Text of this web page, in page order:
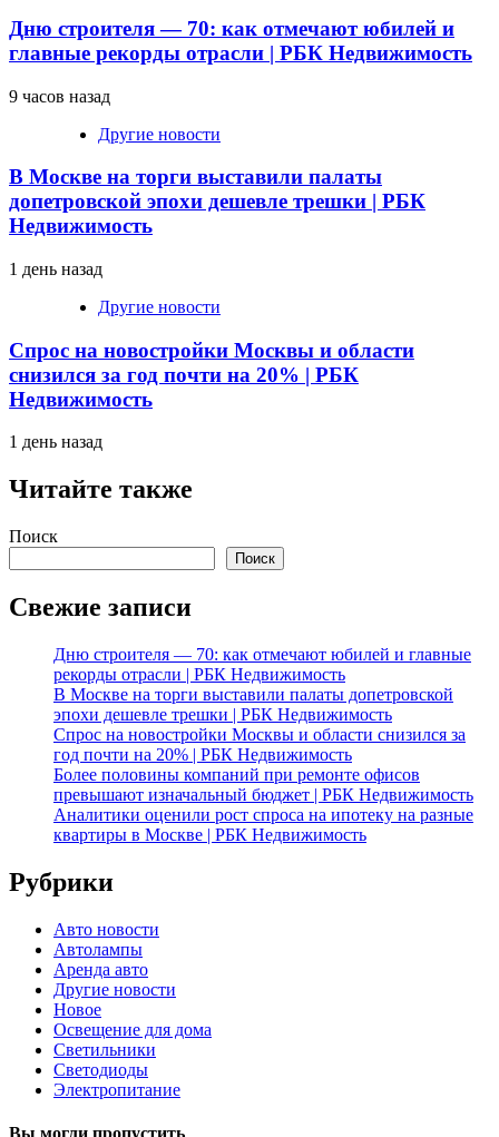
Дню строителя — 70: как отмечают юбилей и
главные рекорды отрасли | РБК Недвижимость
9 часов назад
Другие новости
В Москве на торги выставили палаты
допетровской эпохи дешевле трешки | РБК
Недвижимость
1 день назад
Другие новости
Спрос на новостройки Москвы и области
снизился за год почти на 20% | РБК
Недвижимость
1 день назад
Читайте также
Поиск
Поиск
Свежие записи
Дню строителя — 70: как отмечают юбилей и главные
рекорды отрасли | РБК Недвижимость
В Москве на торги выставили палаты допетровской
эпохи дешевле трешки | РБК Недвижимость
Спрос на новостройки Москвы и области снизился за
год почти на 20% | РБК Недвижимость
Более половины компаний при ремонте офисов
превышают изначальный бюджет | РБК Недвижимость
Аналитики оценили рост спроса на ипотеку на разные
квартиры в Москве | РБК Недвижимость
Рубрики
Авто новости
Автолампы
Аренда авто
Другие новости
Новое
Освещение для дома
Светильники
Светодиоды
Электропитание